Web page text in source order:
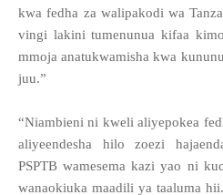
kwa fedha za walipakodi wa
vingi lakini tumenunua kifaa
mmoja anatukwamisha kwa
juu.”
“Niambieni ni kweli aliyepokea
aliyeendesha hilo zoezi
PSPTB wamesema kazi yao ni
wanaokiuka maadili ya taaluma